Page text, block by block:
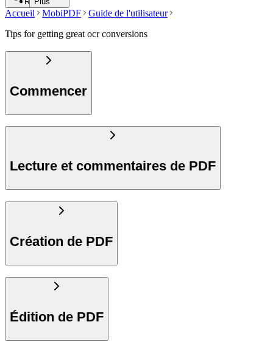
Accueil MobiPDF
Guide de l'utilisateur
Tips for getting great ocr conversions
Commencer
Lecture et commentaires de PDF
Création de PDF
Édition de PDF